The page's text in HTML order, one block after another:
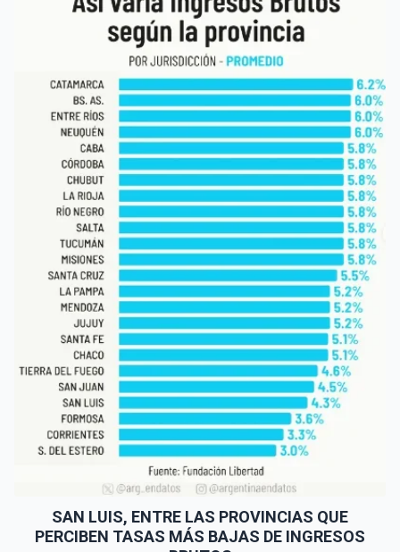
SAN LUIS, ENTRE LAS PROVINCIAS QUE
PERCIBEN TASAS MÁS BAJAS DE INGRESOS